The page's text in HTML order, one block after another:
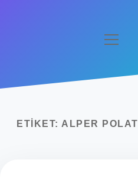
Yasal Uyarı
ETIKET: ALPER POLAT